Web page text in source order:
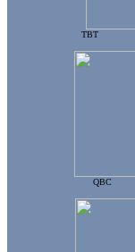
TBT
QBC